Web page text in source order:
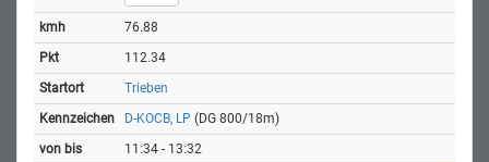
76.88
112.34
Trieben
D-KOCB, LP (DG 800/18m)
11:34 - 13:32